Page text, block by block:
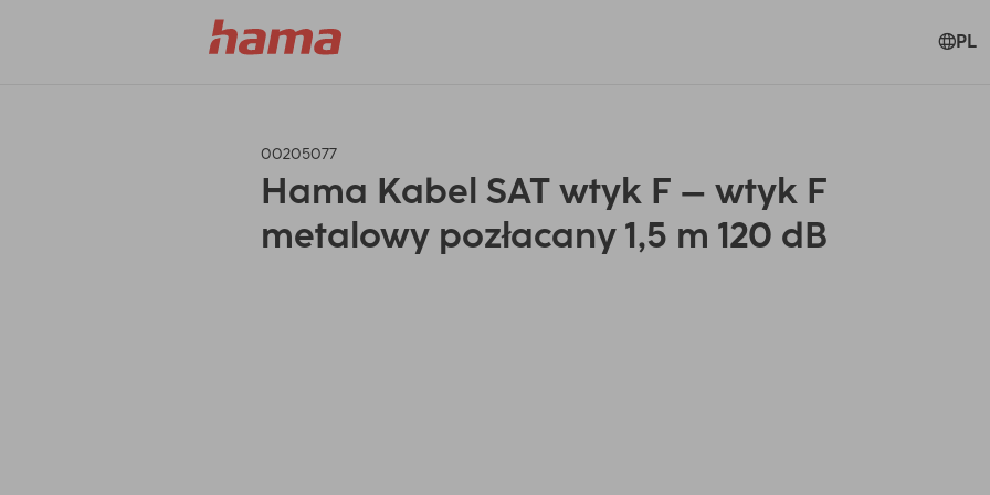
PL
00205077
Hama Kabel SAT wtyk F – wtyk F
metalowy pozłacany 1,5 m 120 dB